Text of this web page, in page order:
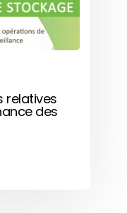
relatives
des